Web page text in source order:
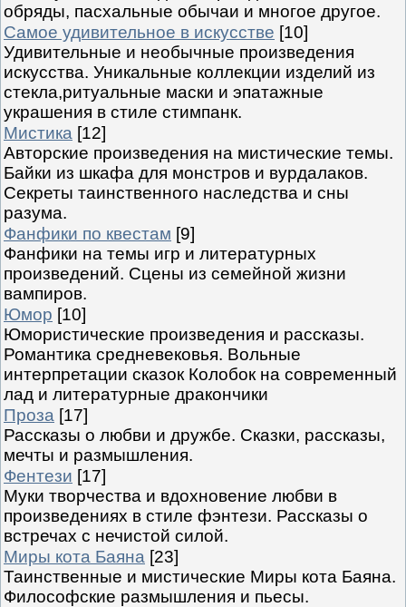
обряды, пасхальные обычаи и многое другое.
Самое удивительное в искусстве [10]
Удивительные и необычные произведения
искусства. Уникальные коллекции изделий из
стекла,ритуальные маски и эпатажные
украшения в стиле стимпанк.
Мистика [12]
Авторские произведения на мистические темы.
Байки из шкафа для монстров и вурдалаков.
Секреты таинственного наследства и сны
разума.
Фанфики по квестам [9]
Фанфики на темы игр и литературных
произведений. Сцены из семейной жизни
вампиров.
Юмор [10]
Юмористические произведения и рассказы.
Романтика средневековья. Вольные
интерпретации сказок Колобок на современный
лад и литературные дракончики
Проза [17]
Рассказы о любви и дружбе. Сказки, рассказы,
мечты и размышления.
Фентези [17]
Муки творчества и вдохновение любви в
произведениях в стиле фэнтези. Рассказы о
встречах с нечистой силой.
Миры кота Баяна [23]
Таинственные и мистические Миры кота Баяна.
Философские размышления и пьесы.